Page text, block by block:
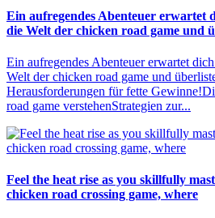
Ein aufregendes Abenteuer erwartet
die Welt der chicken road game und
Ein aufregendes Abenteuer erwartet
Welt der chicken road game und
Herausforderungen für fette
road game verstehenStrategien zur...
Feel the heat rise as you skillfully
chicken road crossing game, where